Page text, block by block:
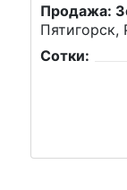
Продажа:
Сотки: